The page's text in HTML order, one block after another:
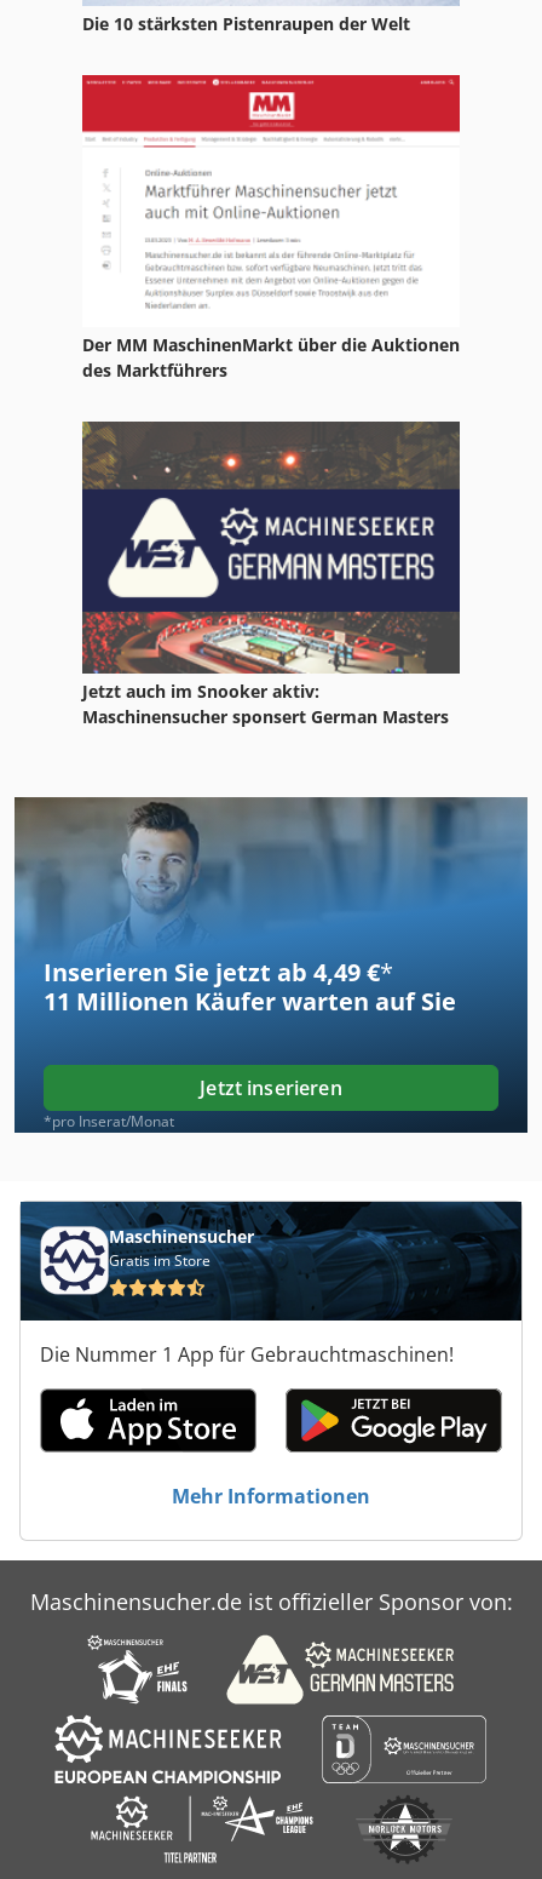
Die 10 stärksten Pistenraupen der Welt
Der MM MaschinenMarkt über die Auktionen
des Marktführers
Jetzt auch im Snooker aktiv:
Maschinensucher sponsert German Masters
Inserieren Sie jetzt ab 4,49 €*
11 Millionen Käufer warten auf Sie
Jetzt inserieren
*pro Inserat/Monat
Maschinensucher
Gratis im Store
Die Nummer 1 App für Gebrauchtmaschinen!
Mehr Informationen
Maschinensucher.de ist offizieller Sponsor von: